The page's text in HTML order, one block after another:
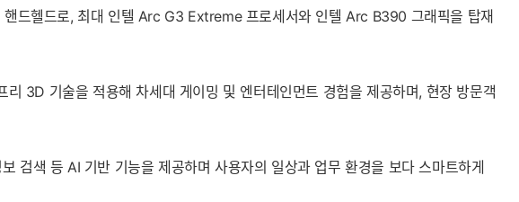
드헬드로, 최대 인텔 Arc G3 Extreme 프로세서와 인텔 Arc B390 그래픽을 탑재
3D 기술을 적용해 차세대 게이밍 및 엔터테인먼트 경험을 제공하며, 현장 방문객
검색 등 AI 기반 기능을 제공하며 사용자의 일상과 업무 환경을 보다 스마트하게